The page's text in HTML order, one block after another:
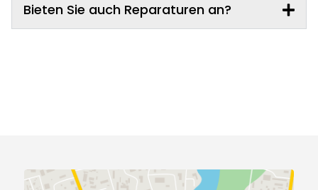
Bieten Sie auch Reparaturen an?